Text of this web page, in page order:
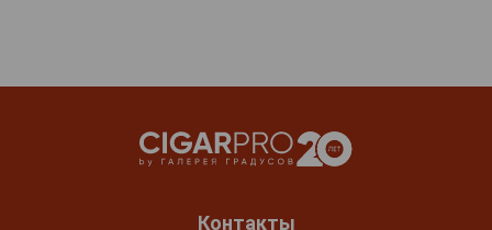
Контакты